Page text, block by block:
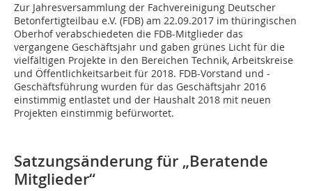
Zur Jahresversammlung der Fachvereinigung Deutscher
Betonfertigteilbau e.V. (FDB) am 22.09.2017 im thüringischen
Oberhof verabschiedeten die FDB-Mitglieder das
vergangene Geschäftsjahr und gaben grünes Licht für die
vielfältigen Projekte in den Bereichen Technik, Arbeitskreise
und Öffentlichkeitsarbeit für 2018. FDB-Vorstand und -
Geschäftsführung wurden für das Geschäftsjahr 2016
einstimmig entlastet und der Haushalt 2018 mit neuen
Projekten einstimmig befürwortet.
Satzungsänderung für „Beratende
Mitglieder“